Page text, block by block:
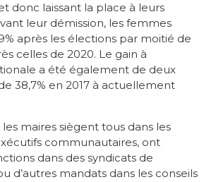
donc laissant la place à leurs
leur démission, les femmes
après les élections par moitié de
celles de 2020. Le gain à
a été également de deux
38,7% en 2017 à actuellement
maires siègent tous dans les
communautaires, ont
dans des syndicats de
d’autres mandats dans les conseils